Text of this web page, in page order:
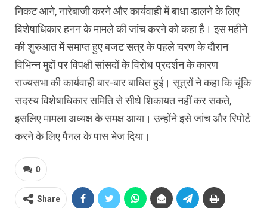
निकट आने, नारेबाजी करने और कार्यवाही में बाधा डालने के लिए
विशेषाधिकार हनन के मामले की जांच करने को कहा है। इस महीने
की शुरुआत में समाप्त हुए बजट सत्र के पहले चरण के दौरान
विभिन्न मुद्दों पर विपक्षी सांसदों के विरोध प्रदर्शन के कारण
राज्यसभा की कार्यवाही बार-बार बाधित हुई। सूत्रों ने कहा कि चूंकि
सदस्य विशेषाधिकार समिति से सीधे शिकायत नहीं कर सकते,
इसलिए मामला अध्यक्ष के समक्ष आया। उन्होंने इसे जांच और रिपोर्ट
करने के लिए पैनल के पास भेज दिया।
0
Share